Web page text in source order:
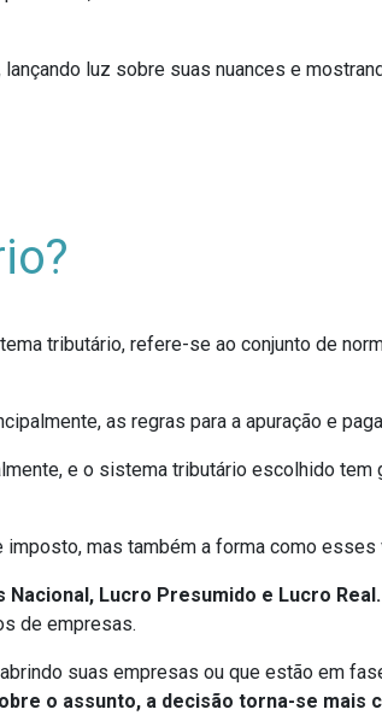
luz sobre suas nuances e
tributário, refere-se ao conjunto de
as regras para a apuração e
e o sistema tributário escolhido tem
mas também a forma como
Nacional, Lucro Presumido e Lucro Real.
de empresas.
suas empresas ou que estão em
o assunto, a decisão torna-se mais